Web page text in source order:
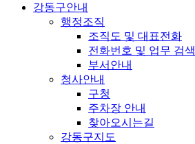
강동구안내
행정조직
조직도 및 대표전화
전화번호 및 업무 검색
부서안내
청사안내
구청
주차장 안내
찾아오시는길
강동구지도